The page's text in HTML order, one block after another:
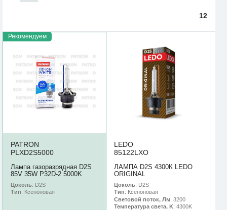
12
Рекомендуем
PATRON
PLXD2S5000
Лампа газоразрядная D2S
85V 35W P32D-2 5000K
Цоколь: D2S
Тип: Ксеноновая
LEDO
85122LXO
ЛАМПА D2S 4300К LEDO
ORIGINAL
Цоколь: D2S
Тип: Ксеноновая
Световой поток, Лм: 3200
Температура света, K: 4300K